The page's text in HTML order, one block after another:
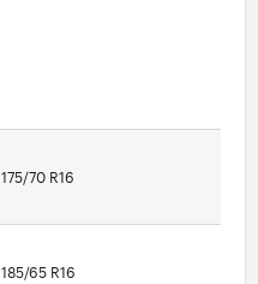
175/70 R16
185/65 R16